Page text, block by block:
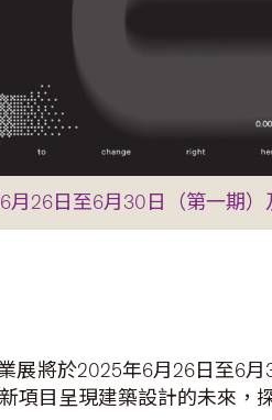
26日至6月30日（第一期）
將於2025年6月26日至6
項目呈現建築設計的未來，